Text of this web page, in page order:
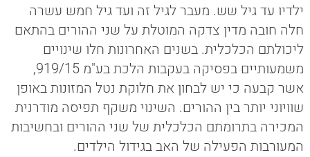
ילדיו עד גיל שש. מעבר לגיל זה ועד גיל חמש עשרה
חלה חובה מדין צדקה המוטלת על שני ההורים בהתאם
ליכולתם הכלכלית. בשנים האחרונות חלו שינויים
משמעותיים בפסיקה בעקבות הלכת בע"מ 919/15,
אשר קבעה כי יש לבחון את חלוקת נטל המזונות באופן
שוויוני יותר בין ההורים. השינוי משקף תפיסה מודרנית
המכירה בתרומתם הכלכלית של שני ההורים ובחשיבות
המעורבות הפעילה של האב בגידול הילדים.